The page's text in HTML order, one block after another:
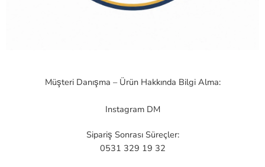
Müşteri Danışma – Ürün Hakkında Bilgi Alma:
Instagram DM
Sipariş Sonrası Süreçler:
0531 329 19 32